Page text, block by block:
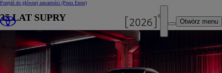
Przejdź do głównej zawartości (Press Enter)
Otwórz menu
35 LAT SUPRY